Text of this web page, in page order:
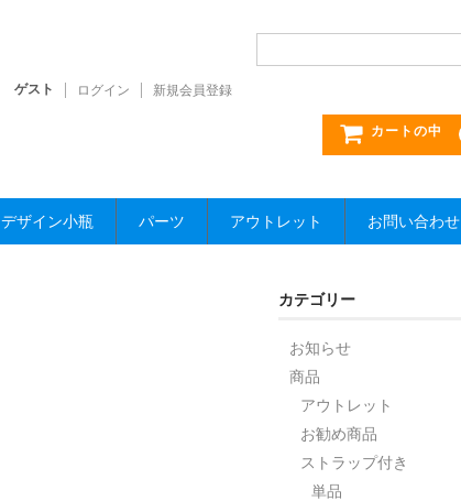
ゲスト ログイン 新規会員登録
カートの中
デザイン小瓶 パーツ アウトレット お問い合わせ
カテゴリー
お知らせ
商品
アウトレット
お勧め商品
ストラップ付き
単品